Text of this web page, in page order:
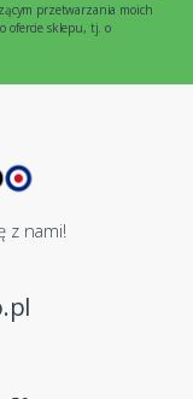
przetwarzania moich
ofercie sklepu, tj. o
z nami!